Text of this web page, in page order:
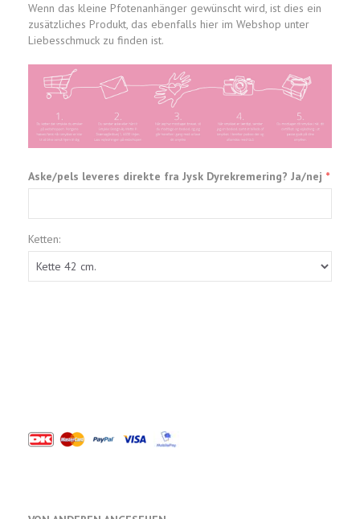
Wenn das kleine Pfotenanhänger gewünscht wird, ist dies ein
zusätzliches Produkt, das ebenfalls hier im Webshop unter
Liebesschmuck zu finden ist.
Aske/pels leveres direkte fra Jysk Dyrekremering? Ja/nej
Ketten: